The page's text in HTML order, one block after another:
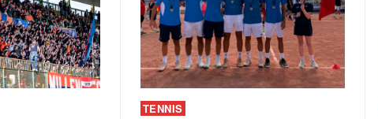
TENNIS